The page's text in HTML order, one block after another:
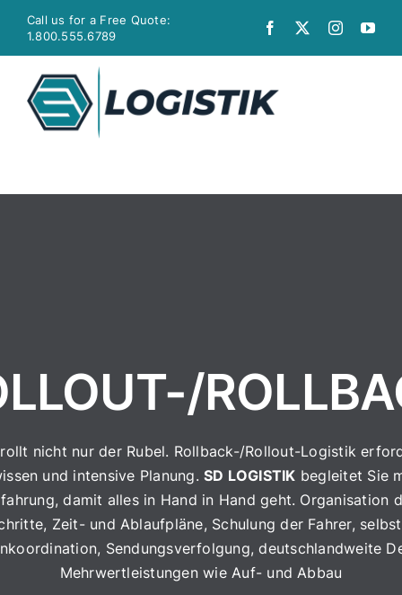
Inhalt
springen
Call us for a Free Quote:
1.800.555.6789
Über uns
nicht nur der Rubel. Rollback-/Rollout-Logistik
und intensive Planung. SD LOGISTIK begleitet Sie
damit alles in Hand in Hand geht. Organisation
Zeit- und Ablaufpläne, Schulung der Fahrer,
Sendungsverfolgung, deutschlandweite
Mehrwertleistungen wie Auf- und Abbau